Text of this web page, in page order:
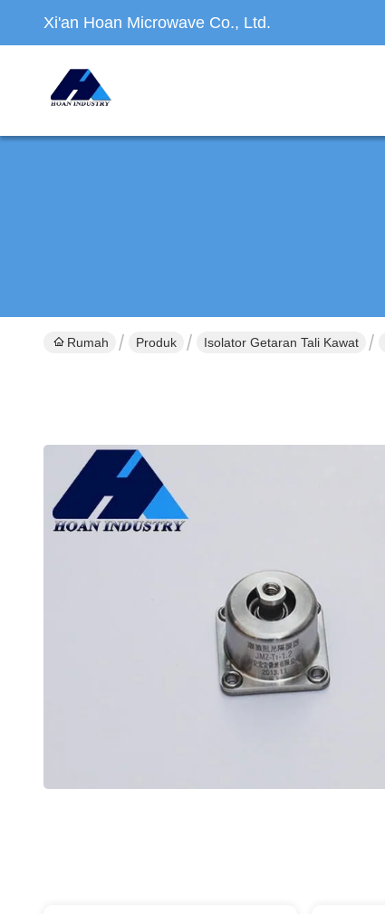
Xi'an Hoan Microwave Co., Ltd.
Rumah Produk Isolator Getaran Tali Kawat